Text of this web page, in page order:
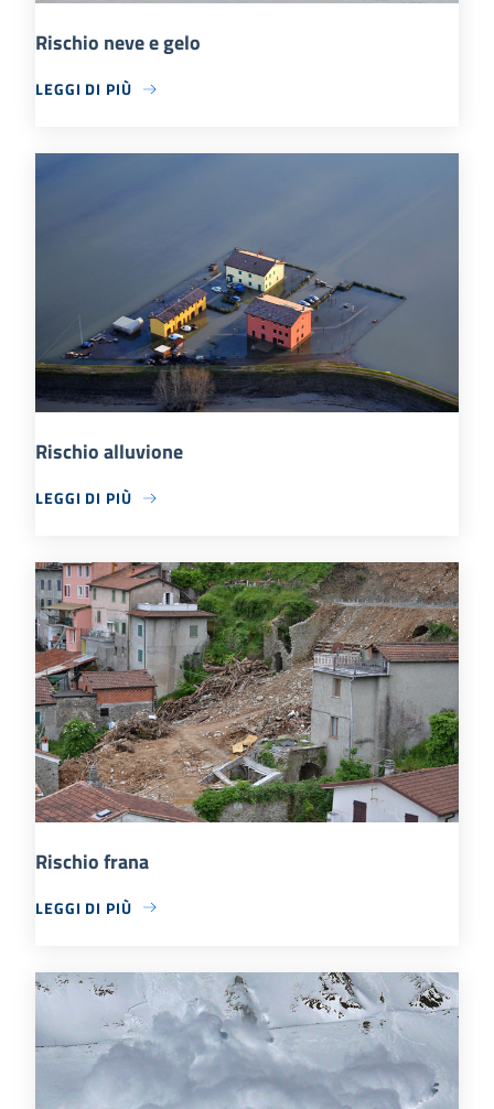
Rischio neve e gelo
LEGGI DI PIÙ
Rischio alluvione
LEGGI DI PIÙ
Rischio frana
LEGGI DI PIÙ